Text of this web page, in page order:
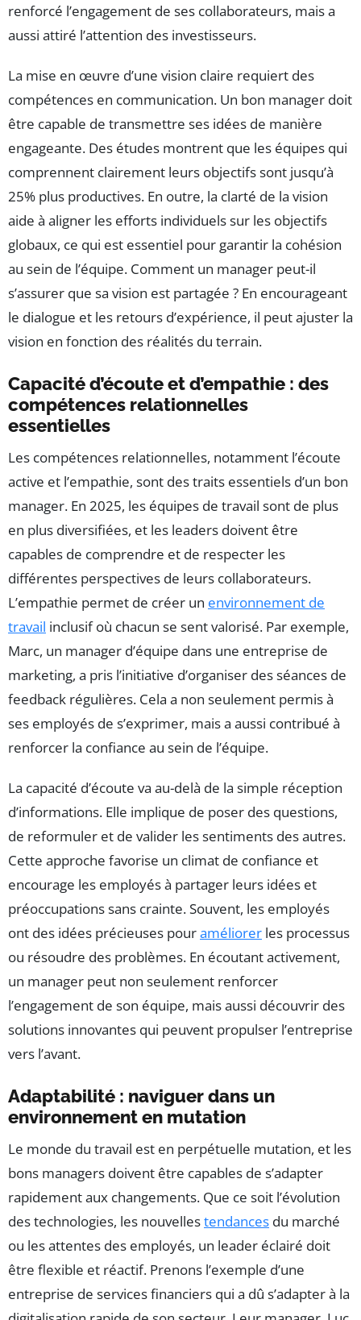
renforcé l’engagement de ses collaborateurs, mais a
aussi attiré l’attention des investisseurs.
La mise en œuvre d’une vision claire requiert des
compétences en communication. Un bon manager doit
être capable de transmettre ses idées de manière
engageante. Des études montrent que les équipes qui
comprennent clairement leurs objectifs sont jusqu’à
25% plus productives. En outre, la clarté de la vision
aide à aligner les efforts individuels sur les objectifs
globaux, ce qui est essentiel pour garantir la cohésion
au sein de l’équipe. Comment un manager peut-il
s’assurer que sa vision est partagée ? En encourageant
le dialogue et les retours d’expérience, il peut ajuster la
vision en fonction des réalités du terrain.
Capacité d’écoute et d’empathie : des
compétences relationnelles
essentielles
Les compétences relationnelles, notamment l’écoute
active et l’empathie, sont des traits essentiels d’un bon
manager. En 2025, les équipes de travail sont de plus
en plus diversifiées, et les leaders doivent être
capables de comprendre et de respecter les
différentes perspectives de leurs collaborateurs.
L’empathie permet de créer un environnement de
travail inclusif où chacun se sent valorisé. Par exemple,
Marc, un manager d’équipe dans une entreprise de
marketing, a pris l’initiative d’organiser des séances de
feedback régulières. Cela a non seulement permis à
ses employés de s’exprimer, mais a aussi contribué à
renforcer la confiance au sein de l’équipe.
La capacité d’écoute va au-delà de la simple réception
d’informations. Elle implique de poser des questions,
de reformuler et de valider les sentiments des autres.
Cette approche favorise un climat de confiance et
encourage les employés à partager leurs idées et
préoccupations sans crainte. Souvent, les employés
ont des idées précieuses pouraméliorer les processus
ou résoudre des problèmes. En écoutant activement,
un manager peut non seulement renforcer
l’engagement de son équipe, mais aussi découvrir des
solutions innovantes qui peuvent propulser l’entreprise
vers l’avant.
Adaptabilité : naviguer dans un
environnement en mutation
Le monde du travail est en perpétuelle mutation, et les
bons managers doivent être capables de s’adapter
rapidement aux changements. Que ce soit l’évolution
des technologies, les nouvellestendances du marché
ou les attentes des employés, un leader éclairé doit
être flexible et réactif. Prenons l’exemple d’une
entreprise de services financiers qui a dû s’adapter à la